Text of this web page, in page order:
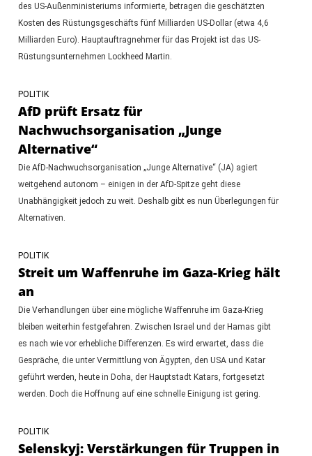
des US-Außenministeriums informierte, betragen die geschätzten
Kosten des Rüstungsgeschäfts fünf Milliarden US-Dollar (etwa 4,6
Milliarden Euro). Hauptauftragnehmer für das Projekt ist das US-
Rüstungsunternehmen Lockheed Martin.
POLITIK
AfD prüft Ersatz für
Nachwuchsorganisation „Junge
Alternative“
Die AfD-Nachwuchsorganisation „Junge Alternative“ (JA) agiert
weitgehend autonom – einigen in der AfD-Spitze geht diese
Unabhängigkeit jedoch zu weit. Deshalb gibt es nun Überlegungen für
Alternativen.
POLITIK
Streit um Waffenruhe im Gaza-Krieg hält
an
Die Verhandlungen über eine mögliche Waffenruhe im Gaza-Krieg
bleiben weiterhin festgefahren. Zwischen Israel und der Hamas gibt
es nach wie vor erhebliche Differenzen. Es wird erwartet, dass die
Gespräche, die unter Vermittlung von Ägypten, den USA und Katar
geführt werden, heute in Doha, der Hauptstadt Katars, fortgesetzt
werden. Doch die Hoffnung auf eine schnelle Einigung ist gering.
POLITIK
Selenskyj: Verstärkungen für Truppen in